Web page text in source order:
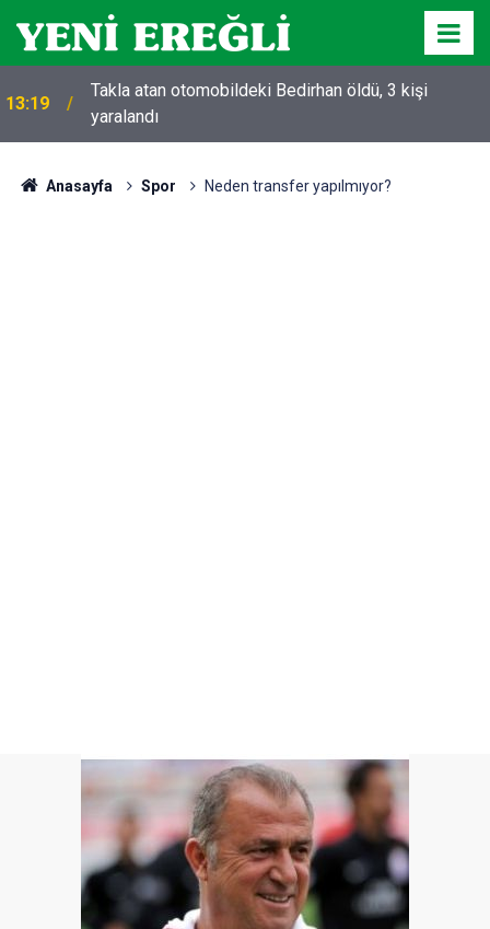
13:19
Takla atan otomobildeki Bedirhan öldü, 3 kişi
yaralandı
Anasayfa Spor Neden transfer yapılmıyor?